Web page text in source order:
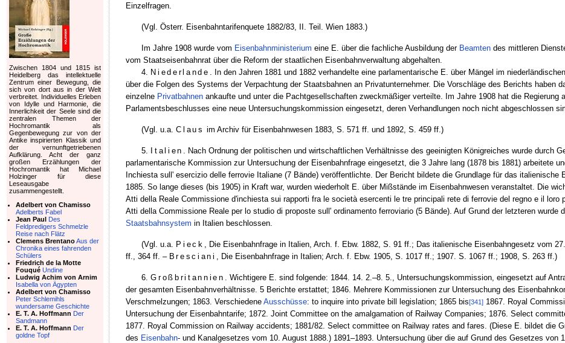
Einzelfragen.
(Vgl. Österr. Eisenbahntarifenquete 1882/83, II. Teil. Wien 1883.)
Im Jahre 1908 wurde vom Eisenbahnministerium eine E. über die fachliche Ausbildung der Beamten des mittleren
vom Staatseisenbahnrat über die Reform der staatlichen Eisenbahnverwaltung abgehalten.
4.
Niederlande
. In den Jahren 1881 und 1882 verhandelte eine parlamentarische E. über Mängel im
über die Folgen des Systems der Verpachtung der Staatsbahnen an Privatunternehmer. Die Vorschläge des Berichts haben
einzelne Privatbahnenankaufte und unter die Pachtgesellschaften zweckmäßiger verteilte. Im Jahre 1908 hat die Regierung
Parlamentsbeschlusses eine neue Untersuchungskommission eingesetzt, deren Verhandlungen noch nicht abgeschlossen
(Vgl. u.a.Claus im Archiv für Eisenbahnwesen 1883, S. 571 ff. und 1892, S. 459 ff.)
5. Italien
. Nach Ordnung der politischen und wirtschaftlichen Verhältnisse des geeinigten Königreiches wurde durch
parlamentarische Kommission zur Untersuchung der Eisenbahnfrage eingesetzt, die 3 Jahre lang (1878 bis 1881) arbeitete
Inchiesta sull' esercizio delle ferrovie Italiane (7 Bände) veröffentlichte. Der Bericht bildete die Grundlage für das italienische
1885. So lange dieses (bis 1905) in Kraft war, wurden wiederholt E. über Mißstände im Eisenbahnwesen veranstaltet. Die
Atti della Reale Commissione d'inchiesta sui rapporti fra le società esercenti le tre principali rete di ferrovie del regno e il loro
Atti della Commissione Reale per lo studio di proposte sull' ordinamento ferroviario (5 Bände). Auf Grund der letzteren wurde
Staatsbahnsystem in Italien beschlossen.
(Vgl. u.a. Pieck
, Die Eisenbahnfrage in Italien, Arch. f. Ebw. 1882, S. 91 ff.; Das italienische Eisenbahngesetz vom
ff., 364 ff. – Bresciani , Die Eisenbahnfrage in Italien; Arch. f. Ebw. 1905, S. 1017 ff.; 1907. S. 1067 ff.; 1908, S. 263 ff.)
6.Großbritannien
. Wichtigere E. sind folgende: 1844. 14. 2.–8. 5., Untersuchungskommission, eingesetzt auf
der gesamten Eisenbahnverhältnisse. 5 Berichte erstattet; 1846. Mehrere Kommissionen zur Untersuchung des
Verschmelzungen; 1863. Verschiedene Ausschüsse: to inquire into private bill legislation; 1865 bis[341]1867. Royal
Untersuchung der Eisenbahntarife; 1872. Joint Committee on the amalgamation of Railway Companies; 1876. Select
1877. Royal Commission on Railway accidents; 1881/82. Select committee on Railway rates and fares. (Diese E. bildet die
des Eisenbahn- und Kanalgesetzes vom 10. August 1888.) 1891–1893. Untersuchung über die auf Grund des Gesetzes von
Zwischen 1804 und 1815 ist
Heidelberg das intellektuelle
Zentrum einer Bewegung, die
sich von dort aus in der Welt
verbreitet. Individuelles Erleben
von Idylle und Harmonie, die
Innerlichkeit der Seele sind die
zentralen Themen der
Hochromantik als
Gegenbewegung zur von der
Antike inspirierten Klassik und
der vernunftgetriebenen
Aufklärung. Acht der ganz
großen Erzählungen der
Hochromantik hat Michael
Holzinger für diese
Leseausgabe
zusammengestellt.
Adelbert von Chamisso
Adelberts Fabel
Jean Paul Des
Feldpredigers Schmelzle
Reise nach Flätz
Clemens BrentanoAus der
Chronika eines fahrenden
Schülers
Friedrich de la Motte
Fouqué Undine
Ludwig Achim von Arnim
Isabella von Ägypten
Adelbert von Chamisso
Peter Schlemihls
wundersame Geschichte
E. T. A. Hoffmann Der
Sandmann
E. T. A. Hoffmann Der
goldne Topf